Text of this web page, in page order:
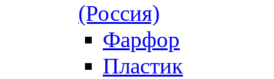
(Россия)
Фарфор
Пластик